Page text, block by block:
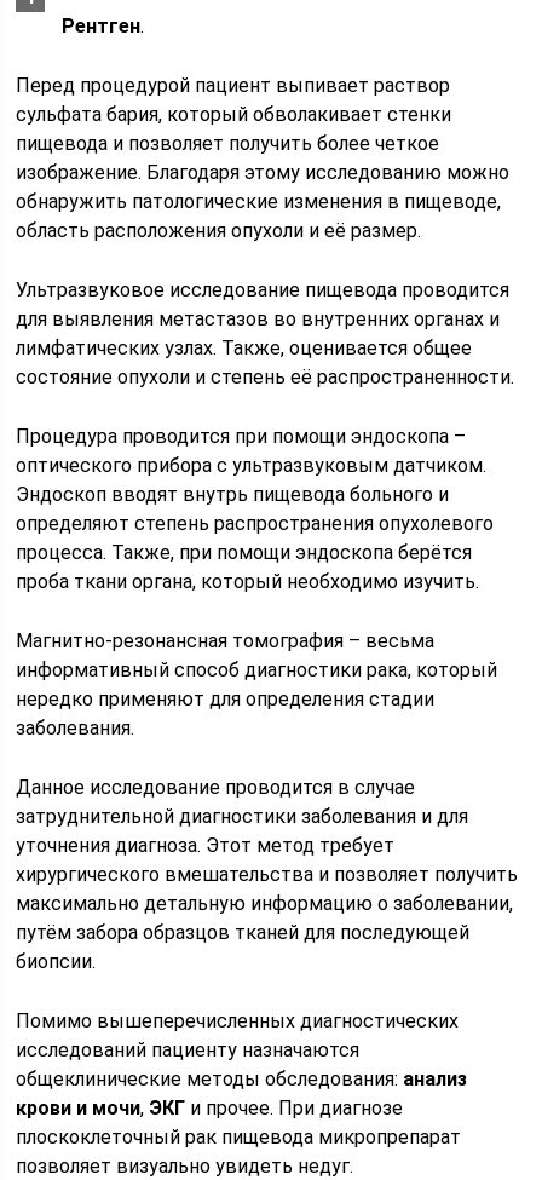
Рентген.
Перед процедурой пациент выпивает раствор
сульфата бария, который обволакивает стенки
пищевода и позволяет получить более четкое
изображение. Благодаря этому исследованию можно
обнаружить патологические изменения в пищеводе,
область расположения опухоли и её размер.
Ультразвуковое исследование пищевода проводится
для выявления метастазов во внутренних органах и
лимфатических узлах. Также, оценивается общее
состояние опухоли и степень её распространенности.
Процедура проводится при помощи эндоскопа –
оптического прибора с ультразвуковым датчиком.
Эндоскоп вводят внутрь пищевода больного и
определяют степень распространения опухолевого
процесса. Также, при помощи эндоскопа берётся
проба ткани органа, который необходимо изучить.
Магнитно-резонансная томография – весьма
информативный способ диагностики рака, который
нередко применяют для определения стадии
заболевания.
Данное исследование проводится в случае
затруднительной диагностики заболевания и для
уточнения диагноза. Этот метод требует
хирургического вмешательства и позволяет получить
максимально детальную информацию о заболевании,
путём забора образцов тканей для последующей
биопсии.
Помимо вышеперечисленных диагностических
исследований пациенту назначаются
общеклинические методы обследования: анализ
крови и мочи, ЭКГ и прочее. При диагнозе
плоскоклеточный рак пищевода микропрепарат
позволяет визуально увидеть недуг.